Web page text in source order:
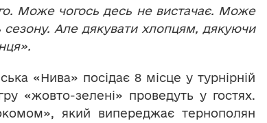
Може чогось десь не вистачає. Може
сезону. Але дякувати хлопцям, дякуючи
«Нива» посідає 8 місце у турнірній
«жовто-зелені» проведуть у гостях.
який випереджає тернополян